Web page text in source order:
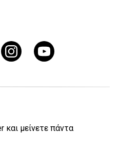
και μείνετε πάντα